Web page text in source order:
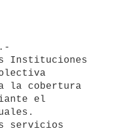
la cobertura
el